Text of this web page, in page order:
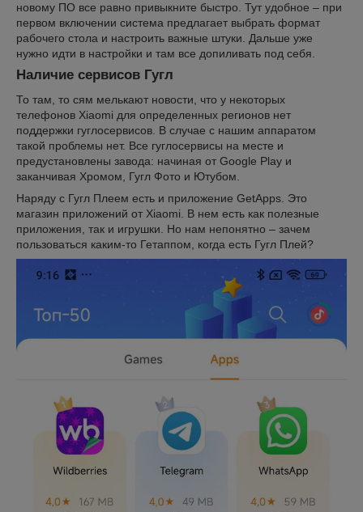
новому ПО все равно привыкните быстро. Тут удобное – при
первом включении система предлагает выбрать формат
рабочего стола и настроить важные штуки. Дальше уже
нужно идти в настройки и там все допиливать под себя.
Наличие сервисов Гугл
То там, то сям мелькают новости, что у некоторых
телефонов Xiaomi для определенных регионов нет
поддержки гуглосервисов. В случае с нашим аппаратом
такой проблемы нет. Все гуглосервисы на месте и
предустановлены завода: начиная от Google Play и
заканчивая Хромом, Гугл Фото и Ютубом.
Наряду с Гугл Плеем есть и приложение GetApps. Это
магазин приложений от Xiaomi. В нем есть как полезные
приложения, так и игрушки. Но нам непонятно – зачем
пользоваться каким-то Гетаппом, когда есть Гугл Плей?